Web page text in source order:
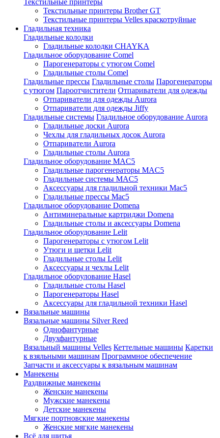
Текстильные принтеры
Текстильные принтеры Brother GT
Текстильные принтеры Velles краскотруйные
Гладильная техника
Гладильные колодки
Гладильные колодки CHAYKA
Гладильное оборудование Comel
Парогенераторы с утюгом Comel
Гладильные столы Comel
Гладильные прессы Гладильные столы Парогенераторы
с утюгом Пароотчистители Отпариватели для одежды
Отпариватели для одежды Aurora
Отпариватели для одежды Jiffy
Гладильные системы Гладильное оборудование Aurora
Гладильные доски Aurora
Чехлы для гладильных досок Aurora
Отпариватели Aurora
Гладильные столы Aurora
Гладильное оборудование MAC5
Гладильные парогенераторы MAC5
Гладильные системы MAC5
Аксессуары для гладильной техники Mac5
Гладильные прессы Mac5
Гладильное оборудование Domena
Антиминеральные картриджи Domena
Гладильные столы и аксессуары Domena
Гладильное оборудование Lelit
Парогенераторы с утюгом Lelit
Утюги и щетки Lelit
Гладильные столы Lelit
Аксессуары и чехлы Lelit
Гладильное оборулование Hasel
Гладильные столы Hasel
Парогенераторы Hasel
Аксессуары для гладильной техники Hasel
Вязальные машины
Вязальные машины Silver Reed
Однофантурные
Двухфантурные
Вязальный машины Velles Кеттельные машины Каретки
к взяльными машинам Программное обеспечение
Запчасти и аксессуары к вязальным машинам
Манекены
Раздвижные манекены
Женские манекены
Мужские манекены
Детские манекены
Мягкие портновские манекены
Женские мягкие манекены
Всё для шитья